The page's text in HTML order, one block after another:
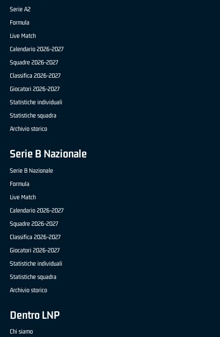
Serie A2
Formula
Live Match
Calendario 2026-2027
Squadre 2026-2027
Classifica 2026-2027
Giocatori 2026-2027
Statistiche individuali
Statistiche squadra
Archivio storico
Serie B Nazionale
Serie B Nazionale
Formula
Live Match
Calendario 2026-2027
Squadre 2026-2027
Classifica 2026-2027
Giocatori 2026-2027
Statistiche individuali
Statistiche squadra
Archivio storico
Dentro LNP
Chi siamo